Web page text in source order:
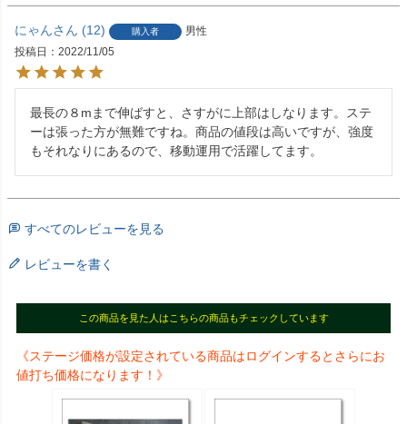
にゃん 12 購入者
男性
投稿日
2022/11/05
最長の８mまで伸ばすと、さすがに上部はしなります。ステ
ーは張った方が無難ですね。商品の値段は高いですが、強度
もそれなりにあるので、移動運用で活躍してます。
すべてのレビューを見る
レビューを書く
この商品を見た人はこちらの商品もチェックしています
《ステージ価格が設定されている商品はログインするとさらにお
値打ち価格になります！》